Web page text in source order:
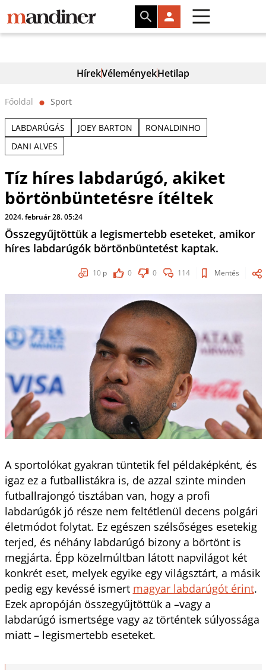
HírekVéleményekHetilap
Főoldal ⬤ Sport
LABDARÚGÁS JOEY BARTON
RONALDINHO
DANI ALVES
Tíz híres labdarúgó, akiket
börtönbüntetésre ítéltek
2024. február 28. 05:24
Összegyűjtöttük a legismertebb eseteket, amikor
híres labdarúgók börtönbüntetést kaptak.
10 p 0 0 114 Mentés
A sportolókat gyakran tüntetik fel példaképként, és
igaz ez a futballistákra is, de azzal szinte minden
futballrajongó tisztában van, hogy a profi
labdarúgók jó része nem feltétlenül decens polgári
életmódot folytat. Ez egészen szélsőséges esetekig
terjed, és néhány labdarúgó bizony a börtönt is
megjárta. Épp közelmúltban látott napvilágot két
konkrét eset, melyek egyike egy világsztárt, a másik
pedig egy kevéssé ismert magyar labdarúgót érint.
Ezek apropóján összegyűjtöttük a –vagy a
labdarúgó ismertsége vagy az történtek súlyossága
miatt – legismertebb eseteket.